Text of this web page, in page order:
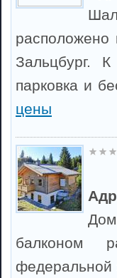
расположено
Зальцбург.
парковка и
цены
Дом
балконом
федеральной